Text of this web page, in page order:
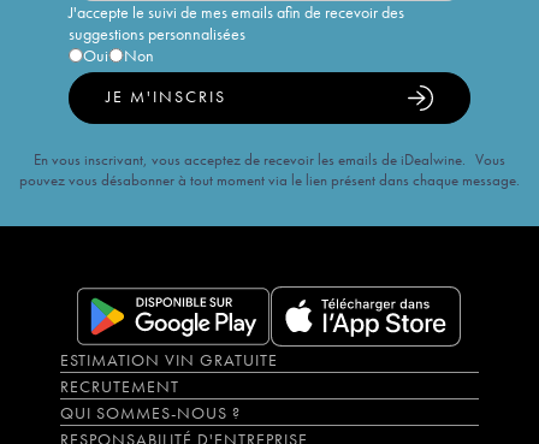
J'accepte le suivi de mes emails afin de recevoir des
suggestions personnalisées
Oui
Non
JE M'INSCRIS
En vous inscrivant, vous acceptez de recevoir les emails de iDealwine. Vous
pouvez vous désabonner à tout moment via le lien présent dans chaque message.
ESTIMATION VIN GRATUITE
RECRUTEMENT
QUI SOMMES-NOUS ?
RESPONSABILITÉ D'ENTREPRISE